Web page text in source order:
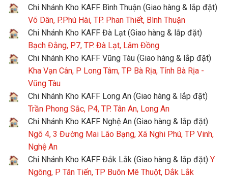
Chi Nhánh Kho KAFF Bình Thuận (Giao hàng & lắp đặt)
Võ Dân, P.Phú Hài, TP. Phan Thiết, Bình Thuận
Chi Nhánh Kho KAFF Đà Lạt (Giao hàng & lắp đặt)
Bạch Đằng, P7, TP. Đà Lạt, Lâm Đồng
Chi Nhánh Kho KAFF Vũng Tàu (Giao hàng & lắp đặt)
Kha Vạn Cân, P Long Tâm, TP Bà Rịa, Tỉnh Bà Rịa -
Vũng Tàu
Chi Nhánh Kho KAFF Long An (Giao hàng & lắp đặt)
Trần Phong Sắc, P4, TP. Tân An, Long An
Chi Nhánh Kho KAFF Nghệ An (Giao hàng & lắp đặt)
Ngõ 4, 3 Đường Mai Lão Bạng, Xã Nghi Phú, TP Vinh,
Nghệ An
Chi Nhánh Kho KAFF Đắk Lắk (Giao hàng & lắp đặt) Y
Ngông, P Tân Tiến, TP Buôn Mê Thuột, Dắk Lắk